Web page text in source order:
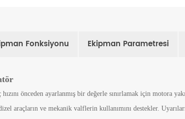
Fonksiyonu Ekipman Parametresi
önceden ayarlanmış bir değerle sınırlamak için motora
araçların ve mekanik valflerin kullanımını destekler.